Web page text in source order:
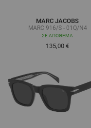
MARC JACOBS
MARC 916/S - 01Q/N4
ΣΕ ΑΠΌΘΕΜΑ
135,00 €